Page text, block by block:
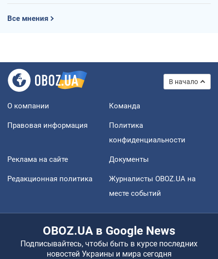
Все мнения
В начало
О компании Команда
Правовая информация
Политика
конфиденциальности
Реклама на сайте Документы
Редакционная политика
Журналисты OBOZ.UA на
месте событий
OBOZ.UA в Google News
Подписывайтесь, чтобы быть в курсе последних
новостей Украины и мира сегодня